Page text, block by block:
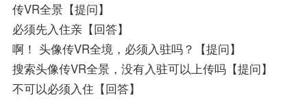
传VR全景【提问】
必须先入住亲【回答】
啊！ 头像传VR全境，必须入驻吗？【提问】
搜索头像传VR全景，没有入驻可以上传吗【提问】
不可以必须入住【回答】